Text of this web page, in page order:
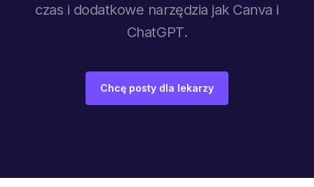
czas i dodatkowe narzędzia jak Canva i
ChatGPT.
Chcę posty dla lekarzy